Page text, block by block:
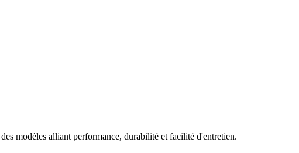
modèles alliant performance, durabilité et facilité d'entretien.